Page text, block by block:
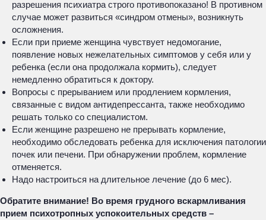
разрешения психиатра строго противопоказано! В противном
случае может развиться «синдром отмены», возникнуть
осложнения.
Если при приеме женщина чувствует недомогание,
появление новых нежелательных симптомов у себя или у
ребенка (если она продолжала кормить), следует
немедленно обратиться к доктору.
Вопросы с прерыванием или продлением кормления,
связанные с видом антидепрессанта, также необходимо
решать только со специалистом.
Если женщине разрешено не прерывать кормление,
необходимо обследовать ребенка для исключения патологии
почек или печени. При обнаружении проблем, кормление
отменяется.
Надо настроиться на длительное лечение (до 6 мес).
Обратите внимание! Во время грудного вскармливания
прием психотропных успокоительных средств –